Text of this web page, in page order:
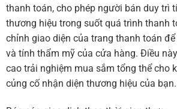
thanh toán, cho phép người bán duy trì
thương hiệu trong suốt quá trình thanh
chỉnh giao diện của trang thanh toán
và tính thẩm mỹ của cửa hàng. Điều
cao trải nghiệm mua sắm tổng thể cho
củng cố nhận diện thương hiệu của bạn.